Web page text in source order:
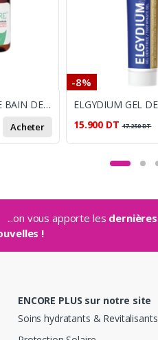
PROTIS GENCICARE BAIN DE BOUCHE 125 ML
Acheter
-8%
15.900 DT 17.250DT
...on vous apporte les dernières
!
ENCORE PLUS sur notre site
Soins hydratants & Revitalisants